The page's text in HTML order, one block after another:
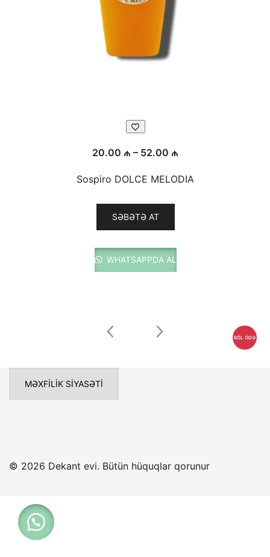
TAKSİT KARTLARI İLƏ FAİZSİZ BÖL
BÖL ÖDƏ
20.00 ₼ – 52.00 ₼
20.00 ₼
Sospiro DOLCE MELODIA
SƏBƏTƏ AT
Bu
fazla
WHATSAPPDA AL
MƏXFILIK SIYASƏTI
© 2026 Dekant evi. Bütün hüquqlar qorunur